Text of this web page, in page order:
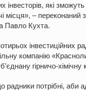
інвесторів, які
місця», – переконаний
Павло Кухта.
інвестиційних
компанію
гірничо-хімічну
потрібні, аби